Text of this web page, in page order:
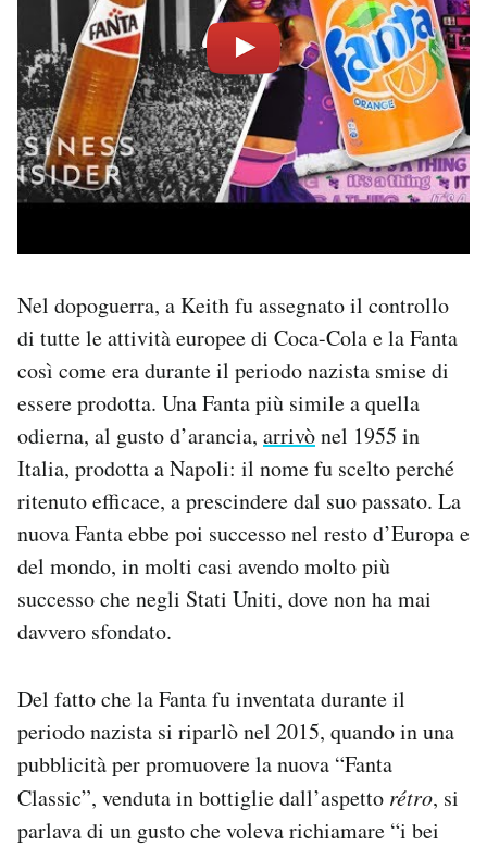
Nel dopoguerra, a Keith fu assegnato il controllo
di tutte le attività europee di Coca-Cola e la Fanta
così come era durante il periodo nazista smise di
essere prodotta. Una Fanta più simile a quella
odierna, al gusto d’arancia, arrivònel 1955 in
Italia, prodotta a Napoli: il nome fu scelto perché
ritenuto efficace, a prescindere dal suo passato. La
nuova Fanta ebbe poi successo nel resto d’Europa e
del mondo, in molti casi avendo molto più
successo che negli Stati Uniti, dove non ha mai
davvero sfondato.
Del fatto che la Fanta fu inventata durante il
periodo nazista si riparlò nel 2015, quando in una
pubblicità per promuovere la nuova “Fanta
Classic”, venduta in bottiglie dall’aspetto rétro, si
parlava di un gusto che voleva richiamare “i bei